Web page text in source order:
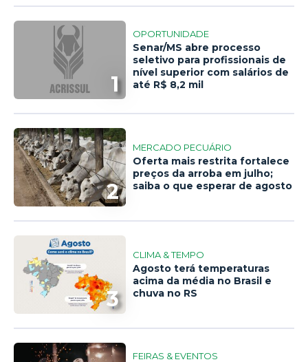
1
OPORTUNIDADE
Senar/MS abre processo
seletivo para profissionais de
nível superior com salários de
até R$ 8,2 mil
2
MERCADO PECUÁRIO
Oferta mais restrita fortalece
preços da arroba em julho;
saiba o que esperar de agosto
3
CLIMA & TEMPO
Agosto terá temperaturas
acima da média no Brasil e
chuva no RS
FEIRAS & EVENTOS